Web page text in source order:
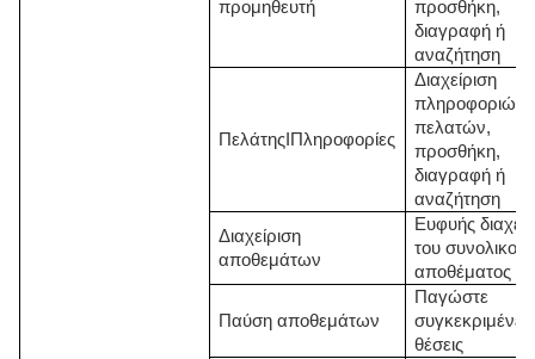
προμηθευτή
προσθήκη,
διαγραφή ή
αναζήτηση
Πελάτης Πληροφορίες
Διαχείριση
πληροφοριών
πελατών,
προσθήκη,
διαγραφή ή
αναζήτηση
Διαχείριση
αποθεμάτων
Ευφυής
του συνολικού
αποθέματος
Παύση αποθεμάτων
Παγώστε
συγκεκριμένες
θέσεις